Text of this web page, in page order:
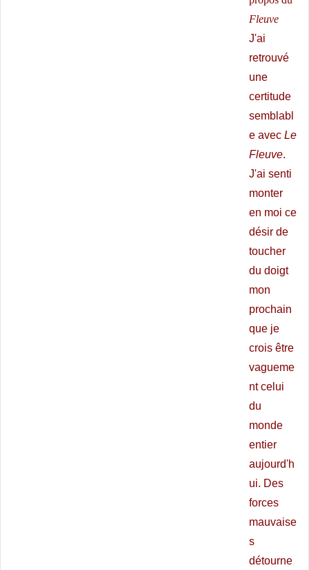
Fleuve
J'ai
retrouvé
une
certitude
semblabl
e avecLe
Fleuve.
J'ai senti
monter
en moi ce
désir de
toucher
du doigt
mon
prochain
que je
crois être
vagueme
nt celui
du
monde
entier
aujourd'h
ui. Des
forces
mauvaise
s
détourne